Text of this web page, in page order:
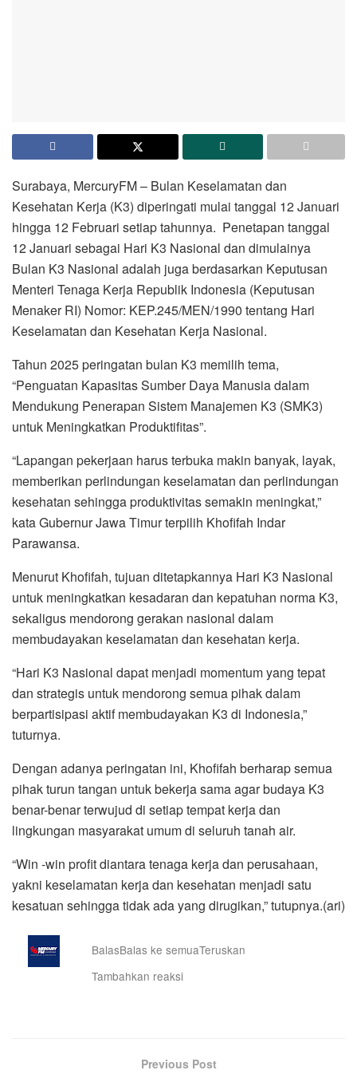
Surabaya, MercuryFM – Bulan Keselamatan dan
Kesehatan Kerja (K3) diperingati mulai tanggal 12 Januari
hingga 12 Februari setiap tahunnya. Penetapan tanggal
12 Januari sebagai Hari K3 Nasional dan dimulainya
Bulan K3 Nasional adalah juga berdasarkan Keputusan
Menteri Tenaga Kerja Republik Indonesia (Keputusan
Menaker RI) Nomor: KEP.245/MEN/1990 tentang Hari
Keselamatan dan Kesehatan Kerja Nasional.
Tahun 2025 peringatan bulan K3 memilih tema,
“Penguatan Kapasitas Sumber Daya Manusia dalam
Mendukung Penerapan Sistem Manajemen K3 (SMK3)
untuk Meningkatkan Produktifitas”.
“Lapangan pekerjaan harus terbuka makin banyak, layak,
memberikan perlindungan keselamatan dan perlindungan
kesehatan sehingga produktivitas semakin meningkat,”
kata Gubernur Jawa Timur terpilih Khofifah Indar
Parawansa.
Menurut Khofifah, tujuan ditetapkannya Hari K3 Nasional
untuk meningkatkan kesadaran dan kepatuhan norma K3,
sekaligus mendorong gerakan nasional dalam
membudayakan keselamatan dan kesehatan kerja.
“Hari K3 Nasional dapat menjadi momentum yang tepat
dan strategis untuk mendorong semua pihak dalam
berpartisipasi aktif membudayakan K3 di Indonesia,”
tuturnya.
Dengan adanya peringatan ini, Khofifah berharap semua
pihak turun tangan untuk bekerja sama agar budaya K3
benar-benar terwujud di setiap tempat kerja dan
lingkungan masyarakat umum di seluruh tanah air.
“Win -win profit diantara tenaga kerja dan perusahaan,
yakni keselamatan kerja dan kesehatan menjadi satu
kesatuan sehingga tidak ada yang dirugikan,” tutupnya.(ari)
BalasBalas ke semuaTeruskan
Tambahkan reaksi
Previous Post